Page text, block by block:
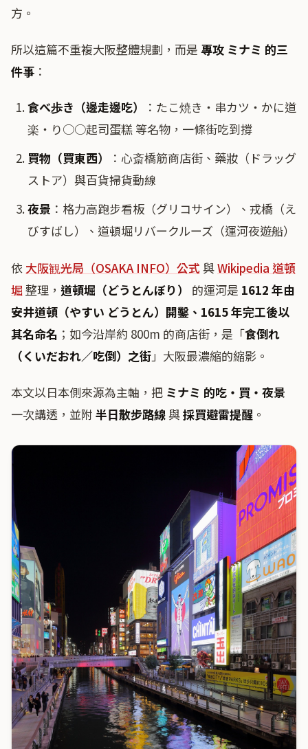
方。
所以這篇不重複大阪整體規劃，而是 專攻 ミナミ 的三
件事 ：
食べ歩き（邊走邊吃）
：たこ焼き・串カツ・かに道
楽・り○○起司蛋糕 等名物，一條街吃到撐
買物（買東西）
：心斎橋筋商店街、藥妝（ドラッグ
ストア）與百貨掃貨動線
夜景 ：格力高跑步看板（グリコサイン）、戎橋（え
びすばし）、道頓堀リバークルーズ（運河夜遊船）
依 大阪観光局（OSAKA INFO）公式與Wikipedia 道頓
堀 整理， 道頓堀（どうとんぼり） 的運河是 1612 年由
安井道頓（やすい どうとん）開鑿、1615 年完工後以
其名命名 ；如今沿岸約 800m 的商店街，是「食倒れ
（くいだおれ／吃倒）之街」大阪最濃縮的縮影。
本文以日本側來源為主軸，把 ミナミ 的吃・買・夜景
一次講透，並附 半日散步路線與採買避雷提醒 。